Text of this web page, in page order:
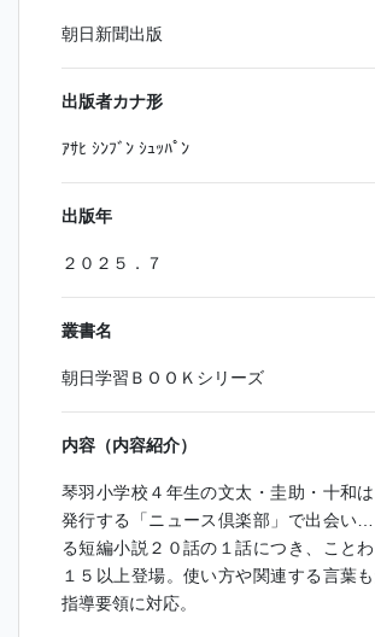
朝日新聞出版
出版者カナ形
ｱｻﾋ ｼﾝﾌﾞﾝ ｼｭｯﾊﾟﾝ
出版年
２０２５．７
叢書名
朝日学習ＢＯＯＫシリーズ
内容（内容紹介）
琴羽小学校４年生の文太・圭助・十和
発行する「ニュース倶楽部」で出会い
る短編小説２０話の１話につき、こと
１５以上登場。使い方や関連する言葉
指導要領に対応。